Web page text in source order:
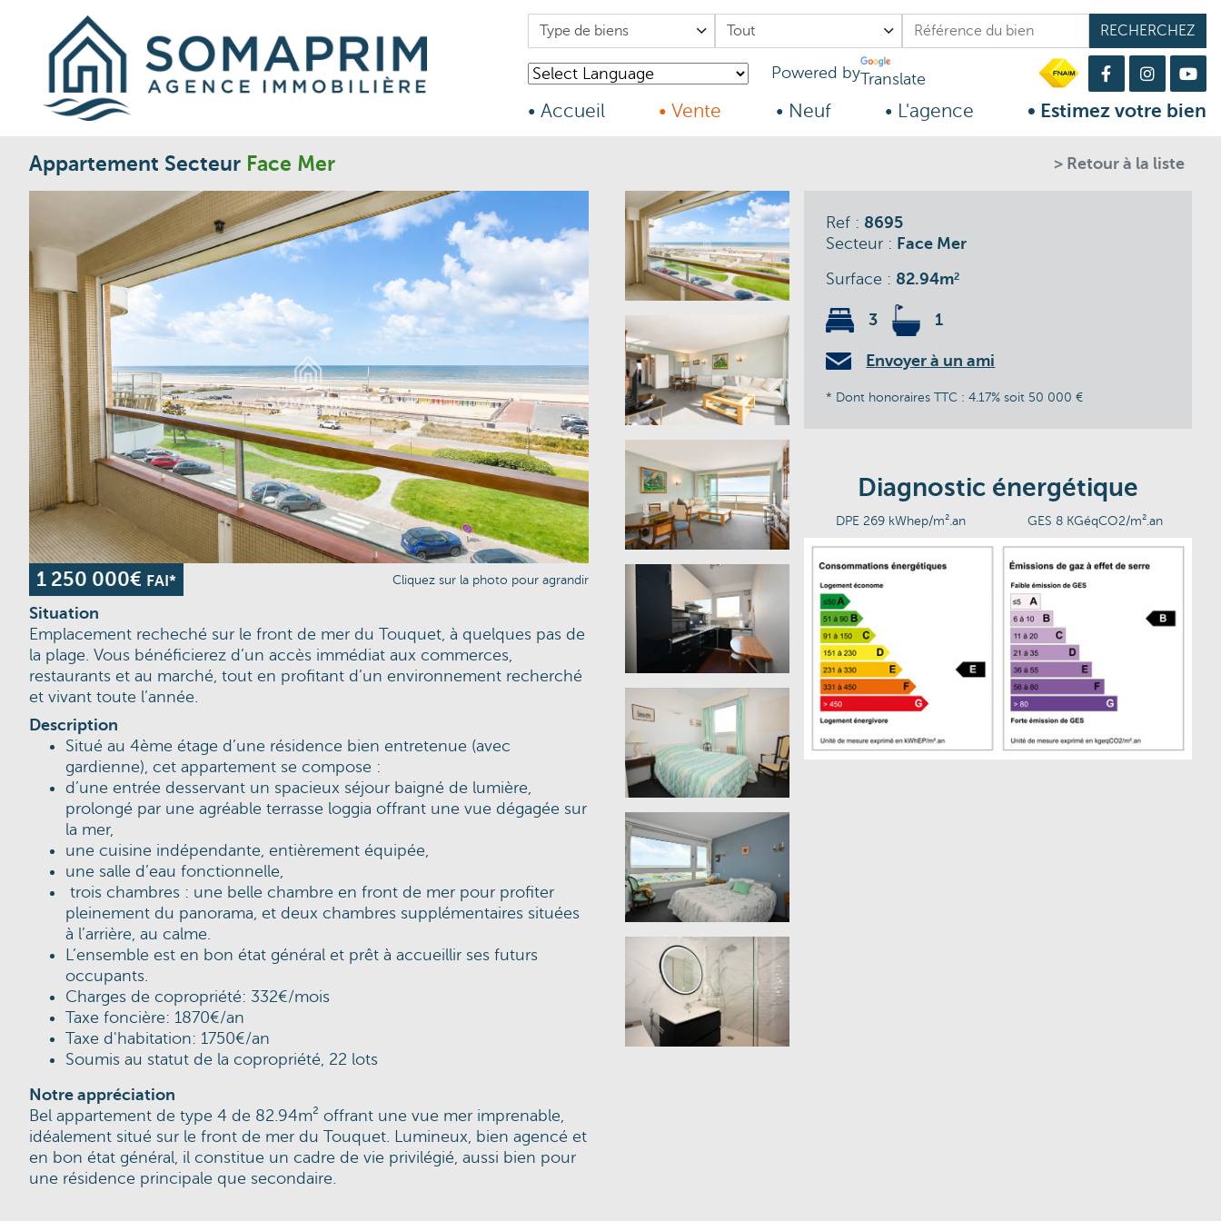
Powered byTranslate
• Accueil • Vente • Neuf • L'agence • Estimez votre bien
Appartement Secteur Face Mer > Retour à la liste
1 250 000€ FAI* Cliquez sur la photo pour agrandir
Situation
Emplacement recheché sur le front de mer du Touquet, à quelques pas de
la plage. Vous bénéficierez d’un accès immédiat aux commerces,
restaurants et au marché, tout en profitant d’un environnement recherché
et vivant toute l’année.
Description
Situé au 4ème étage d’une résidence bien entretenue (avec
gardienne), cet appartement se compose :
d’une entrée desservant un spacieux séjour baigné de lumière,
prolongé par une agréable terrasse loggia offrant une vue dégagée sur
la mer,
une cuisine indépendante, entièrement équipée,
une salle d’eau fonctionnelle,
trois chambres : une belle chambre en front de mer pour profiter
pleinement du panorama, et deux chambres supplémentaires situées
à l’arrière, au calme.
L’ensemble est en bon état général et prêt à accueillir ses futurs
occupants.
Charges de copropriété: 332€/mois
Taxe foncière: 1870€/an
Taxe d'habitation: 1750€/an
Soumis au statut de la copropriété, 22 lots
Notre appréciation
Bel appartement de type 4 de 82.94m² offrant une vue mer imprenable,
idéalement situé sur le front de mer du Touquet. Lumineux, bien agencé et
en bon état général, il constitue un cadre de vie privilégié, aussi bien pour
une résidence principale que secondaire.
Ref : 8695
Secteur : Face Mer
Surface : 82.94m2
3 1
Envoyer à un ami
* Dont honoraires TTC : 4.17% soit 50 000 €
Diagnostic énergétique
DPE 269 kWhep/m².an GES 8 KGéqCO2/m².an